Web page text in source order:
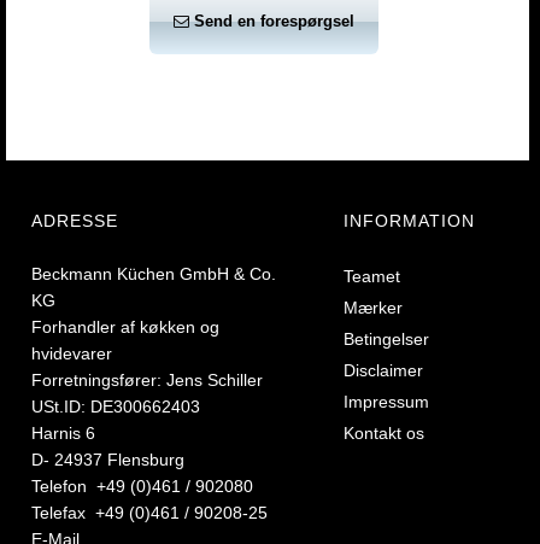
Send en forespørgsel
ADRESSE
Beckmann Küchen GmbH & Co.
KG
Forhandler af køkken og
hvidevarer
Forretningsfører: Jens Schiller
USt.ID: DE300662403
Harnis 6
D- 24937 Flensburg
Telefon +49 (0)461 / 902080
Telefax +49 (0)461 / 90208-25
E-Mail
INFORMATION
Teamet
Mærker
Betingelser
Disclaimer
Impressum
Kontakt os